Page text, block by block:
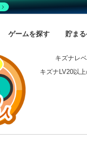
ゲームを探す 貯ま
キズナレ
キズナLV20以